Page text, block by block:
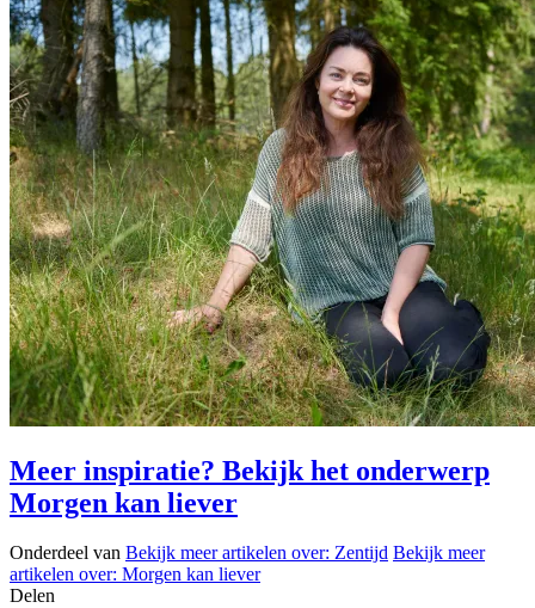
Meer inspiratie? Bekijk het onderwerp
Morgen kan liever
Onderdeel van Bekijk meer artikelen over: Zentijd Bekijk meer
artikelen over: Morgen kan liever
Delen